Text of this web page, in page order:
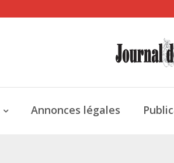
Annonces légales